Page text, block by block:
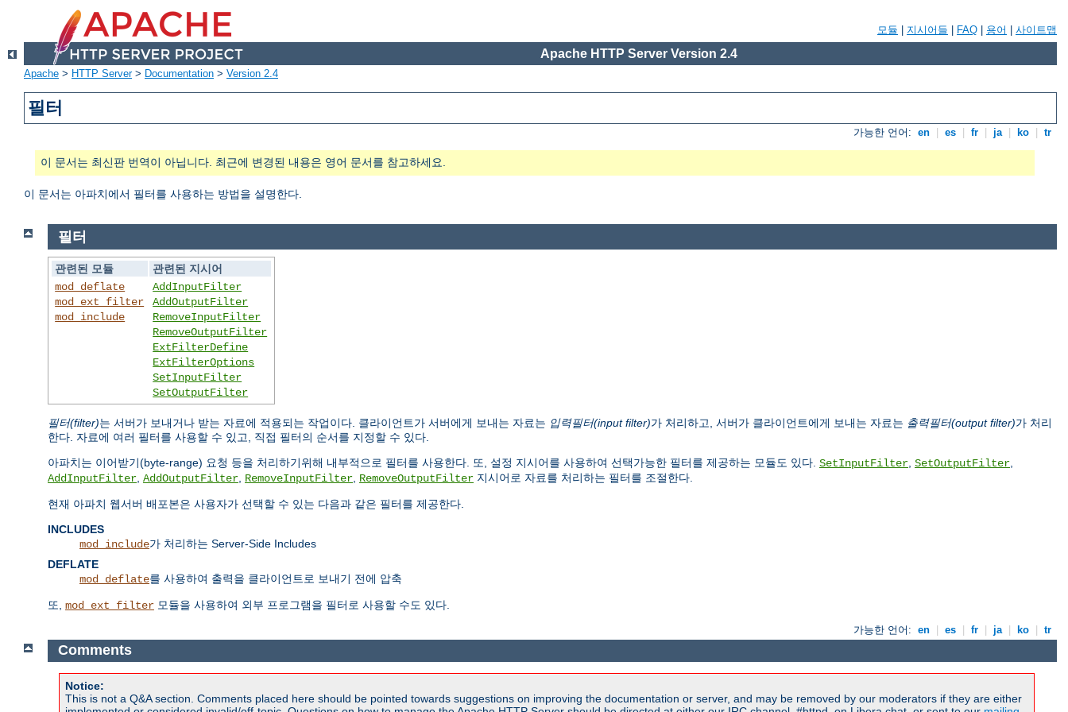
모듈 지시어들 FAQ 용어 사이트맵
Apache HTTP Server Version 2.4
Apache > HTTP Server> Documentation > Version 2.4
필터
가능한 언어: en es fr ja ko tr
이 문서는 최신판 번역이 아닙니다. 최근에 변경된 내용은 영어 문서를 참고하세요.
이 문서는 아파치에서 필터를 사용하는 방법을 설명한다.
필터
관련된 모듈
관련된 지시어
mod_deflate
mod_ext_filter
mod_include
AddInputFilter
AddOutputFilter
RemoveInputFilter
RemoveOutputFilter
ExtFilterDefine
ExtFilterOptions
SetInputFilter
SetOutputFilter
필터(filter)는 서버가 보내거나 받는 자료에 적용되는 작업이다. 클라이언트가 서버에게 보내는 자료는 입력필터(input filter)가 처리하고, 서버가 클라이언트에게 보내는 자료는 출력필터(output filter)가 처리
한다. 자료에 여러 필터를 사용할 수 있고, 직접 필터의 순서를 지정할 수 있다.
아파치는 이어받기(byte-range) 요청 등을 처리하기위해 내부적으로 필터를 사용한다. 또, 설정 지시어를 사용하여 선택가능한 필터를 제공하는 모듈도 있다. SetInputFilter SetOutputFilter
AddInputFilter AddOutputFilter RemoveInputFilter RemoveOutputFilter 지시어로 자료를 처리하는 필터를 조절한다.
현재 아파치 웹서버 배포본은 사용자가 선택할 수 있는 다음과 같은 필터를 제공한다.
INCLUDES
mod_include가 처리하는 Server-Side Includes
DEFLATE
mod_deflate를 사용하여 출력을 클라이언트로 보내기 전에 압축
또, mod_ext_filter 모듈을 사용하여 외부 프로그램을 필터로 사용할 수도 있다.
가능한 언어: en | es | fr | ja | ko | tr
Comments
Notice:
This is not a Q&A section. Comments placed here should be pointed towards suggestions on improving the documentation or server, and may be removed by our moderators if they are either